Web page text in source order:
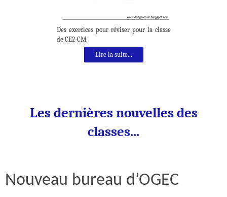
Des exercices pour réviser pour la classe
de CE2-CM
Lire la suite...
Les dernières nouvelles des
classes...
Nouveau bureau d’OGEC